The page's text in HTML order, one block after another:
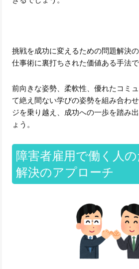
挑戦を成功に変えるための問題解決
仕事術に裏打ちされた価値ある手法で
前向きな姿勢、柔軟性、優れたコミ
て絶え間ない学びの姿勢を組み合わ
ジを乗り越え、成功への一歩を踏み
ょう。
障害者雇用で働く人
解決のアプローチ